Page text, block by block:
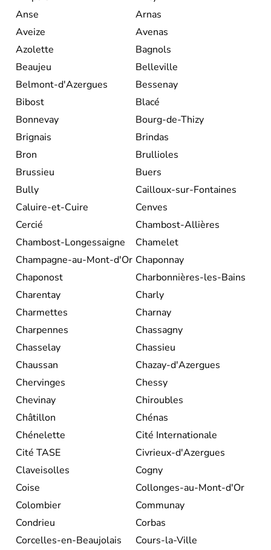
Anse
Arnas
Aveize
Avenas
Azolette
Bagnols
Beaujeu
Belleville
Belmont-d'Azergues
Bessenay
Bibost
Blacé
Bonnevay
Bourg-de-Thizy
Brignais
Brindas
Bron
Brullioles
Brussieu
Buers
Bully
Cailloux-sur-Fontaines
Caluire-et-Cuire
Cenves
Cercié
Chambost-Allières
Chambost-Longessaigne
Chamelet
Champagne-au-Mont-d'Or Chaponnay
Chaponost
Charbonnières-les-Bains
Charentay
Charly
Charmettes
Charnay
Charpennes
Chassagny
Chasselay
Chassieu
Chaussan
Chazay-d'Azergues
Chervinges
Chessy
Chevinay
Chiroubles
Châtillon
Chénas
Chénelette
Cité Internationale
Cité TASE
Civrieux-d'Azergues
Claveisolles
Cogny
Coise
Collonges-au-Mont-d'Or
Colombier
Communay
Condrieu
Corbas
Corcelles-en-Beaujolais
Cours-la-Ville